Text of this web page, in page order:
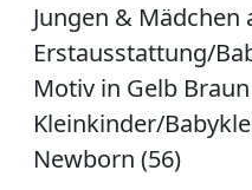
Jungen &
Erstausstattung/
Motiv in Gelb
Kleinkinder/
Newborn (56)